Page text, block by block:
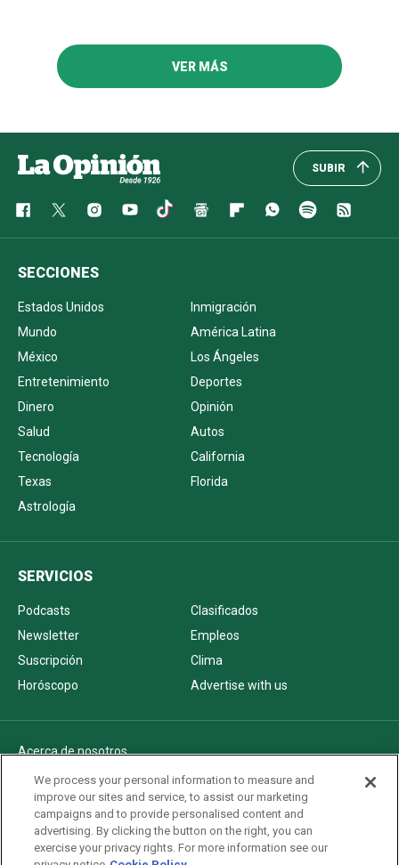
VER MÁS
SUBIR
SECCIONES
Estados Unidos
Inmigración
Mundo
América Latina
México
Los Ángeles
Entretenimiento
Deportes
Dinero
Opinión
Salud
Autos
Tecnología
California
Texas
Florida
Astrología
SERVICIOS
Podcasts
Clasificados
Newsletter
Empleos
Suscripción
Clima
Horóscopo
Advertise with us
Acerca de nosotros
Politica de privacidad
Pautas Editoriales
AdChoices
Advertise with us
We process your personal information to measure and
improve our sites and service, to assist our marketing
campaigns and to provide personalised content and
advertising. By clicking the button on the right, you can
exercise your privacy rights. For more information see our